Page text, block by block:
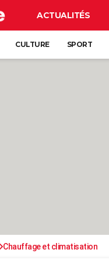
ACTUALITÉS
CULTURE SPORT
Chauffage et climatisation